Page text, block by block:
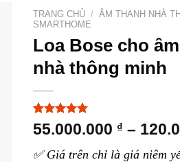
TRANG CHỦ / ÂM THANH NHÀ
SMARTHOME
Loa Bose cho
nhà thông minh
5.00 trên 5
dựa trên
4
55.000.000 ₫ –
✅ Giá trên chỉ là giá niêm